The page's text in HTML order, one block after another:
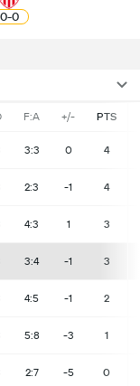
0-0
F:A +/- PTS
3:3 0 4
2:3 -1 4
4:3 1 3
3:4 -1 3
4:5 -1 2
5:8 -3 1
2:7 -5 0